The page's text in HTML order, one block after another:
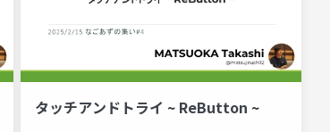
タッチアンドトライ ~ ReButton ~